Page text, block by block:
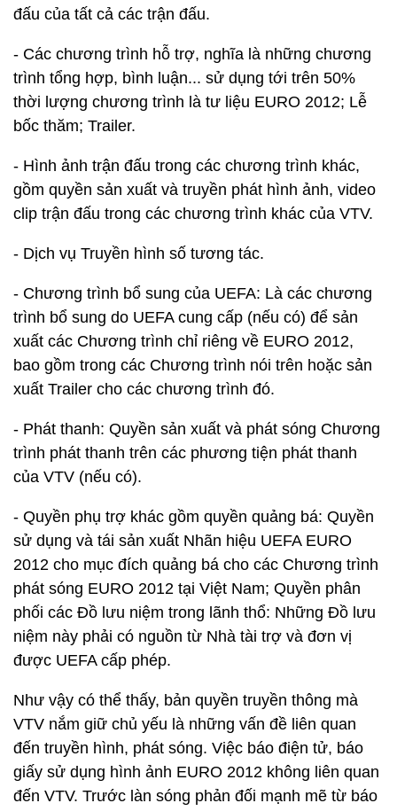
đấu của tất cả các trận đấu.
- Các chương trình hỗ trợ, nghĩa là những chương
trình tổng hợp, bình luận... sử dụng tới trên 50%
thời lượng chương trình là tư liệu EURO 2012; Lễ
bốc thăm; Trailer.
- Hình ảnh trận đấu trong các chương trình khác,
gồm quyền sản xuất và truyền phát hình ảnh, video
clip trận đấu trong các chương trình khác của VTV.
- Dịch vụ Truyền hình số tương tác.
- Chương trình bổ sung của UEFA: Là các chương
trình bổ sung do UEFA cung cấp (nếu có) để sản
xuất các Chương trình chỉ riêng về EURO 2012,
bao gồm trong các Chương trình nói trên hoặc sản
xuất Trailer cho các chương trình đó.
- Phát thanh: Quyền sản xuất và phát sóng Chương
trình phát thanh trên các phương tiện phát thanh
của VTV (nếu có).
- Quyền phụ trợ khác gồm quyền quảng bá: Quyền
sử dụng và tái sản xuất Nhãn hiệu UEFA EURO
2012 cho mục đích quảng bá cho các Chương trình
phát sóng EURO 2012 tại Việt Nam; Quyền phân
phối các Đồ lưu niệm trong lãnh thổ: Những Đồ lưu
niệm này phải có nguồn từ Nhà tài trợ và đơn vị
được UEFA cấp phép.
Như vậy có thể thấy, bản quyền truyền thông mà
VTV nắm giữ chủ yếu là những vấn đề liên quan
đến truyền hình, phát sóng. Việc báo điện tử, báo
giấy sử dụng hình ảnh EURO 2012 không liên quan
đến VTV. Trước làn sóng phản đối mạnh mẽ từ báo